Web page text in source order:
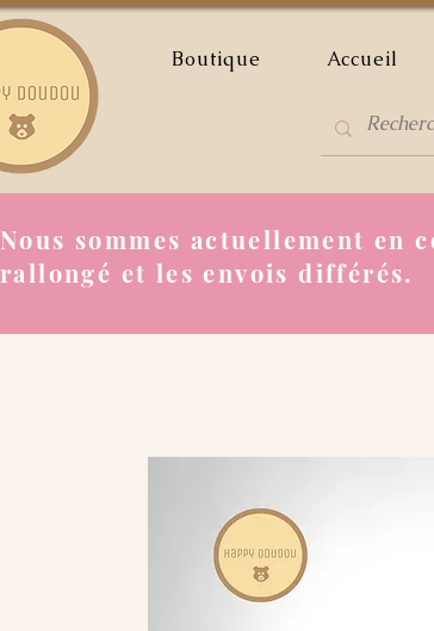
Boutique Accueil
Nous sommes actuellement en
rallongé et les envois différés.